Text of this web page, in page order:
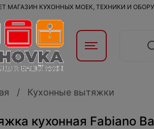
МАГАЗИН КУХОННЫХ МОЕК, ТЕХНИКИ И
Кухонные вытяжки
кухонная Fabiano